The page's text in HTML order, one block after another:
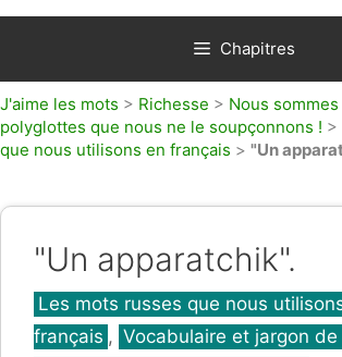
Chapitres
J'aime les mots > Richesse > Nous
polyglottes que nous ne le soupçonnons ! >
que nous utilisons en français > "Un
"Un apparatchik".
Catégories
Les mots russes que nous
français , Vocabulaire et jargon